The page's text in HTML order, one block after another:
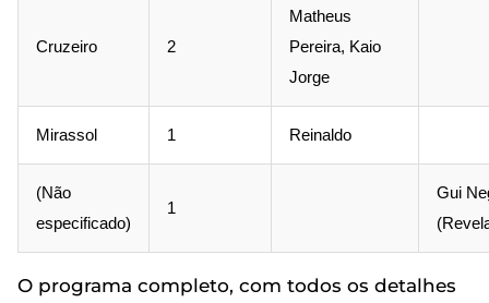
Cruzeiro 2
Matheus
Pereira, Kaio
Jorge
Mirassol 1 Reinaldo
(Não
especificado)
1
Gui
O programa completo, com todos os detalhes